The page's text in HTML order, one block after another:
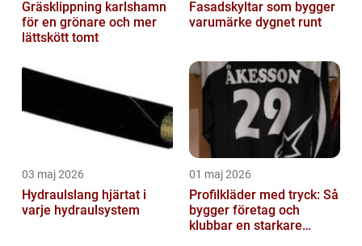
Gräsklippning karlshamn
för en grönare och mer
lättskött tomt
Fasadskyltar som bygger
varumärke dygnet runt
03 maj 2026
Hydraulslang hjärtat i
varje hydraulsystem
01 maj 2026
Profilkläder med tryck: Så
bygger företag och
klubbar en starkare